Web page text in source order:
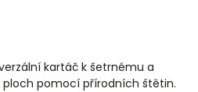
kartáč k šetrnému a
pomocí přírodních štětin.